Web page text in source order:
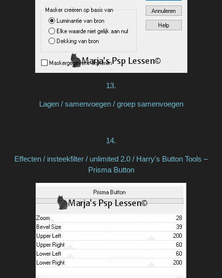
13.
Lagen / samenvoegen / groep samenvoegen
14.
Effecten / insteekfilter / unlimited 2.0 / Harry's Button Tools –
Prisma Button